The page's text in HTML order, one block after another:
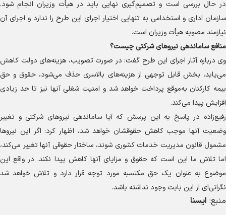
در حال بررسی است و تصمیم‌گیری نهایی باید در هیأت وزیران انجام شود.
سازمان اداری و استخدامی به تنهایی اختیار اجرای این طرح را ندارد و اجرای آن
نیازمند مصوبه هیأت وزیران است.
منافع ساماندهی نیرو‌های شرکتی چیست؟
وی درباره آثار اجرای این طرح گفت: در صورت تصویب، هزینه‌های دولت کاهش
می‌یابد، بخش قابل توجهی از هزینه‌های بالاسری حذف می‌شود، حقوق و حق
بیمه کارکنان به‌موقع پرداخت خواهد شد و امنیت شغلی آنها نیز تا حد زیادی
افزایش پیدا می‌کند.
رفیع‌زاده در پاسخ به این پرسش که آیا ساماندهی نیرو‌های شرکتی و تغییر
وضعیت آنها موجب کاهش حقوقشان خواهد شد، اظهار کرد: اگر این نیرو‌ها
مشمول قانون مدیریت خدمات کشوری شوند، ساختار حقوقی آنها تغییر می‌کند،
اما تلاش ما این است که حقوق و مزایای آنها کاهش پیدا نکند. در واقع این
موضوع به عنوان یک حق مکتسبه مورد توجه قرار دارد و تلاش خواهد شد
نگرانی‌ای از این بابت وجود نداشته باشد.
منبع: ایسنا